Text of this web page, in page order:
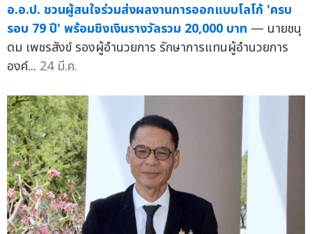
อ.อ.ป. ชวนผู้สนใจร่วมส่งผลงานการออกแบบโลโก้ 'ครบ
รอบ 79 ปี' พร้อมชิงเงินรางวัลรวม 20,000 บาท — นายชนุ
ดม เพชรสังข์ รองผู้อำนวยการ รักษาการแทนผู้อำนวยการ
องค์... 24 มี.ค.